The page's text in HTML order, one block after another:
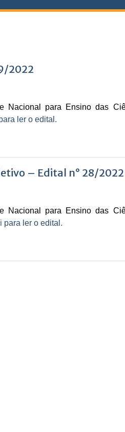
2022
Nacional para Ensino das
ler o edital.
– Edital n° 28/2022
Nacional para Ensino das
para ler o edital.